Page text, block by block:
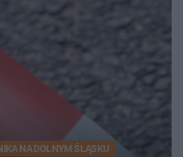
NA DOLNYM ŚLĄSKU